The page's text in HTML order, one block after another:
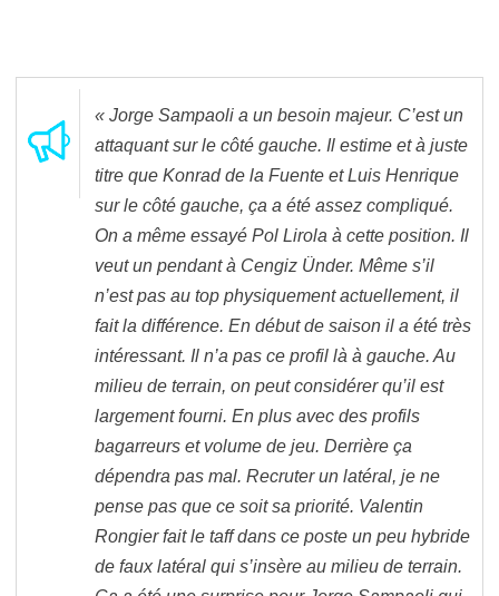
« Jorge Sampaoli a un besoin majeur. C’est un
attaquant sur le côté gauche. Il estime et à juste
titre que Konrad de la Fuente et Luis Henrique
sur le côté gauche, ça a été assez compliqué.
On a même essayé Pol Lirola à cette position. Il
veut un pendant à Cengiz Ünder. Même s’il
n’est pas au top physiquement actuellement, il
fait la différence. En début de saison il a été très
intéressant. Il n’a pas ce profil là à gauche. Au
milieu de terrain, on peut considérer qu’il est
largement fourni. En plus avec des profils
bagarreurs et volume de jeu. Derrière ça
dépendra pas mal. Recruter un latéral, je ne
pense pas que ce soit sa priorité. Valentin
Rongier fait le taff dans ce poste un peu hybride
de faux latéral qui s’insère au milieu de terrain.